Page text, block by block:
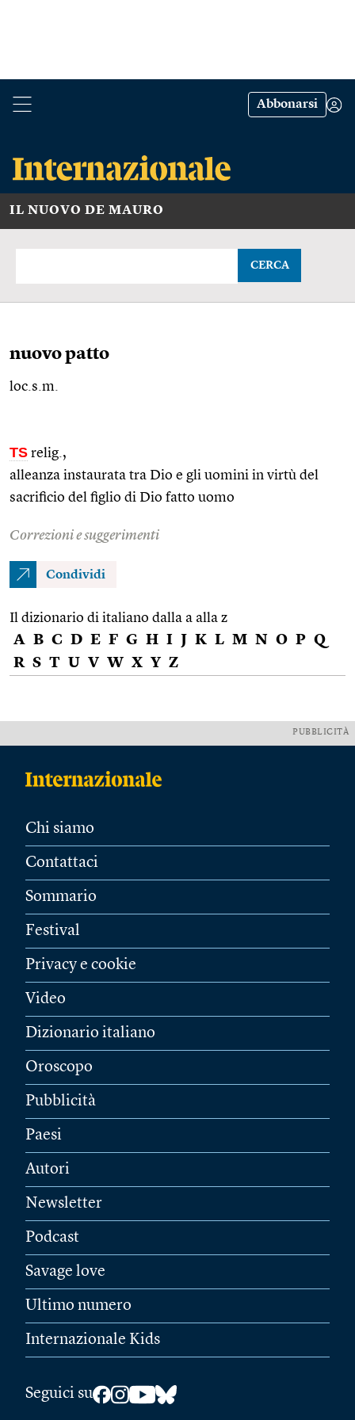
Abbonarsi
IL NUOVO DE MAURO
CERCA
nuovo patto
loc.s.m.
TS relig. ,
alleanza instaurata tra Dio e gli uomini in virtù del
sacrificio del figlio di Dio fatto uomo
Correzioni e suggerimenti
Condividi
Il dizionario di italiano dalla a alla z
A B C D E F G H I J K L M N O P Q
R S T U V W X Y Z
PUBBLICITÀ
Chi siamo
Contattaci
Sommario
Festival
Privacy e cookie
Video
Dizionario italiano
Oroscopo
Pubblicità
Paesi
Autori
Newsletter
Podcast
Savage love
Ultimo numero
Internazionale Kids
Seguici su